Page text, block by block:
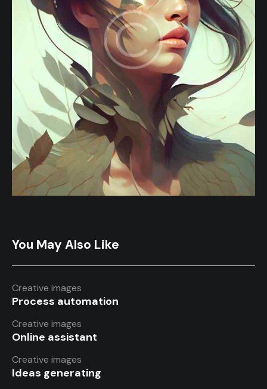
You May Also Like
Creative images
Process automation
Creative images
Online assistant
Creative images
Ideas generating